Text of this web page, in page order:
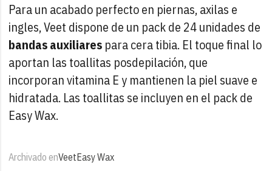
Para un acabado perfecto en piernas, axilas e
ingles, Veet dispone de un pack de 24 unidades de
bandas auxiliares para cera tibia. El toque final lo
aportan las toallitas posdepilación, que
incorporan vitamina E y mantienen la piel suave e
hidratada. Las toallitas se incluyen en el pack de
Easy Wax.
Archivado enVeetEasy Wax